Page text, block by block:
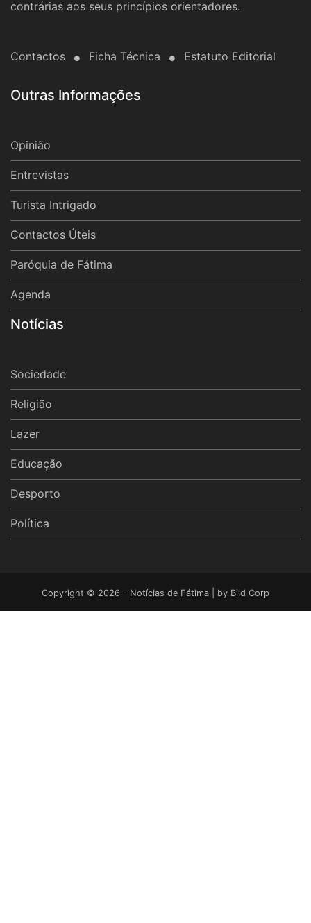
contrárias aos seus princípios orientadores.
Contactos Ficha Técnica Estatuto Editorial
Outras Informações
Opinião
Entrevistas
Turista Intrigado
Contactos Úteis
Paróquia de Fátima
Agenda
Notícias
Sociedade
Religião
Lazer
Educação
Desporto
Política
Copyright © 2026 - Notícias de Fátima | by Bild Corp